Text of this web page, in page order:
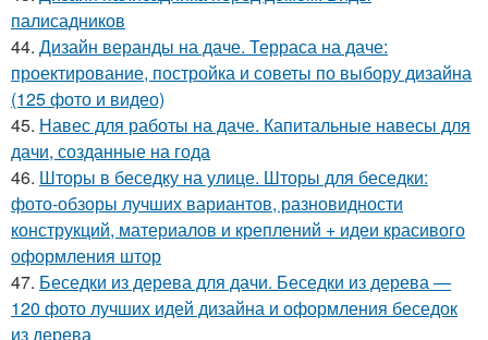
палисадников
44. Дизайн веранды на даче. Терраса на даче:
проектирование, постройка и советы по выбору дизайна
(125 фото и видео)
45. Навес для работы на даче. Капитальные навесы для
дачи, созданные на года
46. Шторы в беседку на улице. Шторы для беседки:
фото-обзоры лучших вариантов, разновидности
конструкций, материалов и креплений + идеи красивого
оформления штор
47. Беседки из дерева для дачи. Беседки из дерева —
120 фото лучших идей дизайна и оформления беседок
из дерева